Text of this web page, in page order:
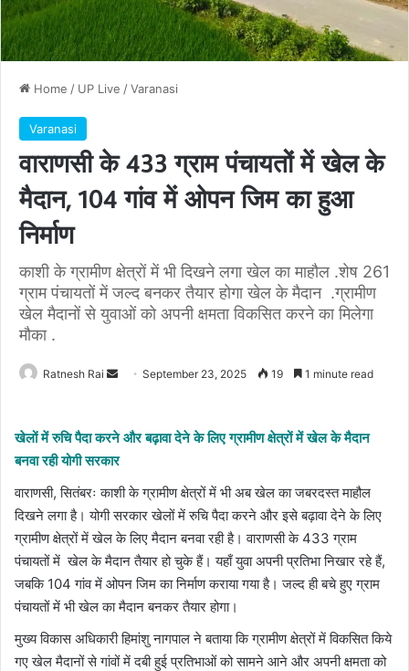
Home / UP Live /Varanasi
Varanasi
वाराणसी के 433 ग्राम पंचायतों में खेल के
मैदान, 104 गांव में ओपन जिम का हुआ
निर्माण
काशी के ग्रामीण क्षेत्रों में भी दिखने लगा खेल का माहौल .शेष 261
ग्राम पंचायतों में जल्द बनकर तैयार होगा खेल के मैदान .ग्रामीण
खेल मैदानों से युवाओं को अपनी क्षमता विकसित करने का मिलेगा
मौका .
Ratnesh Rai
Send September 23, 2025 19 1 minute read
खेलों में रुचि पैदा करने और बढ़ावा देने के लिए ग्रामीण क्षेत्रों में खेल के मैदान
बनवा रही योगी सरकार
वाराणसी, सितंबरः काशी के ग्रामीण क्षेत्रों में भी अब खेल का जबरदस्त माहौल
दिखने लगा है। योगी सरकार खेलों में रुचि पैदा करने और इसे बढ़ावा देने के लिए
ग्रामीण क्षेत्रों में खेल के लिए मैदान बनवा रही है। वाराणसी के 433 ग्राम
पंचायतों में खेल के मैदान तैयार हो चुके हैं। यहाँ युवा अपनी प्रतिभा निखार रहे हैं,
जबकि 104 गांव में ओपन जिम का निर्माण कराया गया है। जल्द ही बचे हुए ग्राम
पंचायतों में भी खेल का मैदान बनकर तैयार होगा।
मुख्य विकास अधिकारी हिमांशु नागपाल ने बताया कि ग्रामीण क्षेत्रों में विकसित किये
गए खेल मैदानों से गांवों में दबी हुई प्रतिभाओं को सामने आने और अपनी क्षमता को